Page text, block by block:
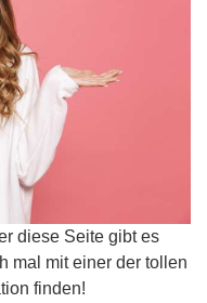
diese Seite gibt es
mal mit einer der tollen
finden!